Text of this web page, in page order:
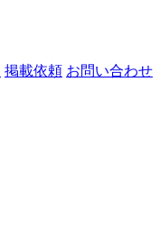
掲載依頼 お問い合わせ